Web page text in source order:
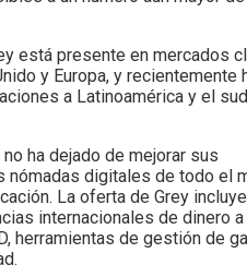
está presente en mercados
y Europa, y recientemente
a Latinoamérica y el
ha dejado de mejorar sus
nómadas digitales de todo el
La oferta de Grey incluye
internacionales de dinero a
herramientas de gestión de